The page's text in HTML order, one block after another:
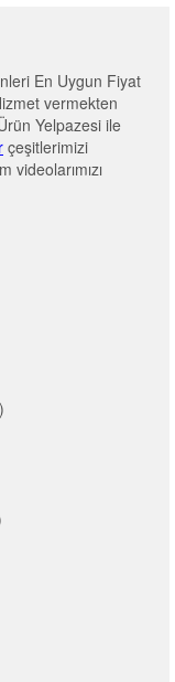
En Uygun Fiyat
vermekten
Yelpazesi ile
çeşitlerimizi
videolarımızı